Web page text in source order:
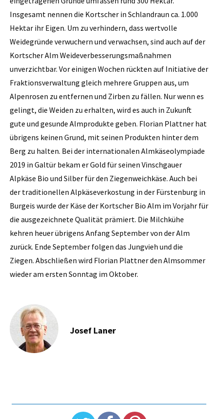
Insgesamt nennen die Kortscher in Schlandraun ca. 1.000
Hektar ihr Eigen. Um zu verhindern, dass wertvolle
Weidegründe verwuchern und verwachsen, sind auch auf der
Kortscher Alm Weideverbesserungsmaßnahmen
unverzichtbar. Vor einigen Wochen rückten auf Initiative der
Fraktionsverwaltung gleich mehrere Gruppen aus, um
Alpenrosen zu entfernen und Zirben zu fällen. Nur wenn es
gelingt, die Weiden zu erhalten, wird es auch in Zukunft
gute und gesunde Almprodukte geben. Florian Plattner hat
übrigens keinen Grund, mit seinen Produkten hinter dem
Berg zu halten. Bei der internationalen Almkäseolympiade
2019 in Galtür bekam er Gold für seinen Vinschgauer
Alpkäse Bio und Silber für den Ziegenweichkäse. Auch bei
der traditionellen Alpkäseverkostung in der Fürstenburg in
Burgeis wurde der Käse der Kortscher Bio Alm im Vorjahr für
die ausgezeichnete Qualität prämiert. Die Milchkühe
kehren heuer übrigens Anfang September von der Alm
zurück. Ende September folgen das Jungvieh und die
Ziegen. Abschließen wird Florian Plattner den Almsommer
wieder am ersten Sonntag im Oktober.
Josef Laner